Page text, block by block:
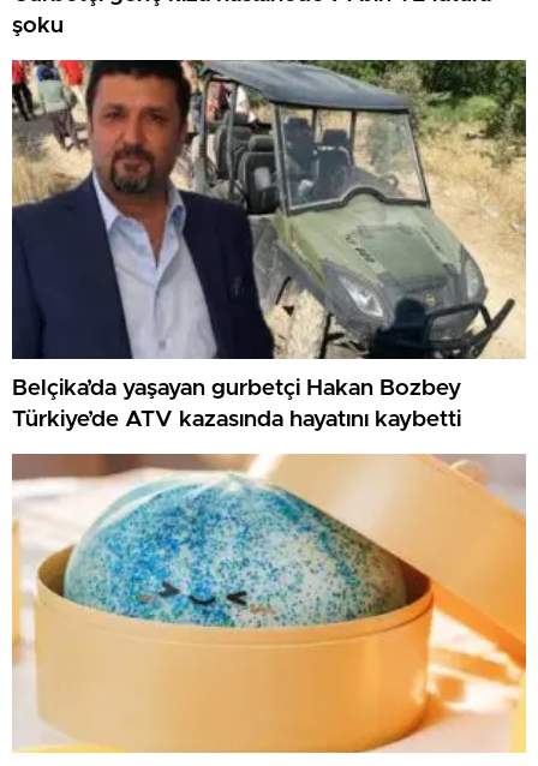
şoku
Belçika’da yaşayan gurbetçi Hakan Bozbey
Türkiye’de ATV kazasında hayatını kaybetti